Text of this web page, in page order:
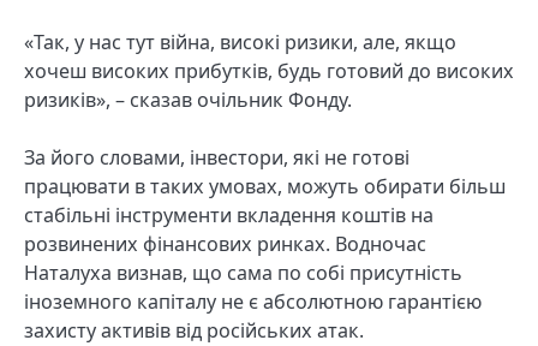
«Так, у нас тут війна, високі ризики, але, якщо
хочеш високих прибутків, будь готовий до високих
ризиків», – сказав очільник Фонду.
За його словами, інвестори, які не готові
працювати в таких умовах, можуть обирати більш
стабільні інструменти вкладення коштів на
розвинених фінансових ринках. Водночас
Наталуха визнав, що сама по собі присутність
іноземного капіталу не є абсолютною гарантією
захисту активів від російських атак.